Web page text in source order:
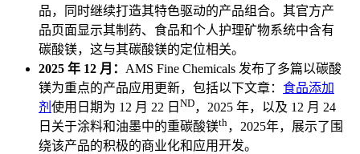
品，同时继续打造其特色驱动的产品组合。其官方产
品页面显示其制药、食品和个人护理矿物系统中含有
碳酸镁，这与其碳酸镁的定位相关。
2025 年 12 月： AMS Fine Chemicals 发布了多篇以碳酸
镁为重点的产品应用更新，包括以下文章： 食品添加
剂 使用日期为 12 月 22 日 ND，2025 年，以及 12 月 24
日关于涂料和油墨中的重碳酸镁th，2025年，展示了围
绕该产品的积极的商业化和应用开发。